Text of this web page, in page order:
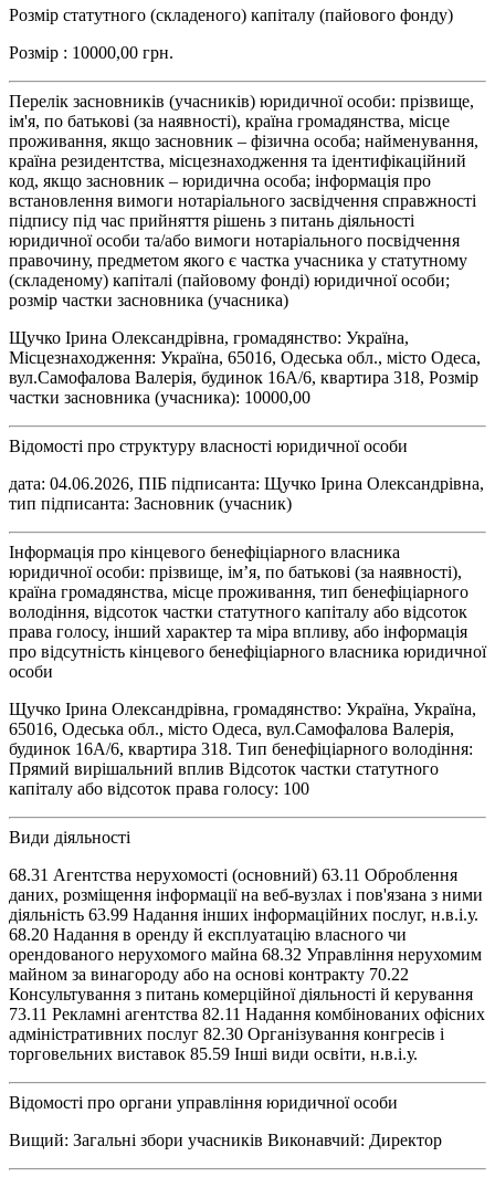
Розмір статутного (складеного) капіталу (пайового фонду)
Розмір : 10000,00 грн.
Перелік засновників (учасників) юридичної особи: прізвище,
ім'я, по батькові (за наявності), країна громадянства, місце
проживання, якщо засновник – фізична особа; найменування,
країна резидентства, місцезнаходження та ідентифікаційний
код, якщо засновник – юридична особа; інформація про
встановлення вимоги нотаріального засвідчення справжності
підпису під час прийняття рішень з питань діяльності
юридичної особи та/або вимоги нотаріального посвідчення
правочину, предметом якого є частка учасника у статутному
(складеному) капіталі (пайовому фонді) юридичної особи;
розмір частки засновника (учасника)
Щучко Ірина Олександрівна, громадянство: Україна,
Місцезнаходження: Україна, 65016, Одеська обл., місто Одеса,
вул.Самофалова Валерія, будинок 16А/6, квартира 318, Розмір
частки засновника (учасника): 10000,00
Відомості про структуру власності юридичної особи
дата: 04.06.2026, ПІБ підписанта: Щучко Ірина Олександрівна,
тип підписанта: Засновник (учасник)
Інформація про кінцевого бенефіціарного власника
юридичної особи: прізвище, ім’я, по батькові (за наявності),
країна громадянства, місце проживання, тип бенефіціарного
володіння, відсоток частки статутного капіталу або відсоток
права голосу, інший характер та міра впливу, або інформація
про відсутність кінцевого бенефіціарного власника юридичної
особи
Щучко Ірина Олександрівна, громадянство: Україна, Україна,
65016, Одеська обл., місто Одеса, вул.Самофалова Валерія,
будинок 16А/6, квартира 318. Тип бенефіціарного володіння:
Прямий вирішальний вплив Відсоток частки статутного
капіталу або відсоток права голосу: 100
Види діяльності
68.31 Агентства нерухомості (основний) 63.11 Оброблення
даних, розміщення інформації на веб-вузлах і пов'язана з ними
діяльність 63.99 Надання інших інформаційних послуг, н.в.і.у.
68.20 Надання в оренду й експлуатацію власного чи
орендованого нерухомого майна 68.32 Управління нерухомим
майном за винагороду або на основі контракту 70.22
Консультування з питань комерційної діяльності й керування
73.11 Рекламні агентства 82.11 Надання комбінованих офісних
адміністративних послуг 82.30 Організування конгресів і
торговельних виставок 85.59 Інші види освіти, н.в.і.у.
Відомості про органи управління юридичної особи
Вищий: Загальні збори учасників Виконавчий: Директор